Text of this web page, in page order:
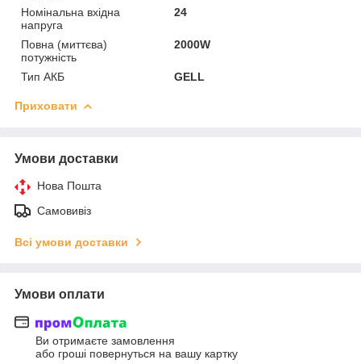
Номінальна вхідна
напруга
24
Повна (миттєва)
потужність
2000W
Тип АКБ GELL
Приховати
Умови доставки
Нова Пошта
Самовивіз
Всі умови доставки
Умови оплати
Ви отримаєте замовлення
або гроші повернуться на вашу картку